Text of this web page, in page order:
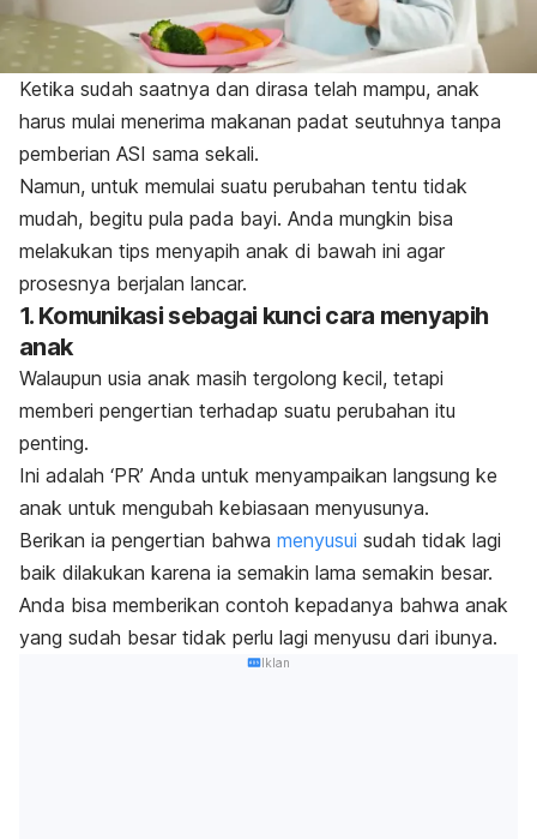
Ketika sudah saatnya dan dirasa telah mampu, anak
harus mulai menerima makanan padat seutuhnya tanpa
pemberian ASI sama sekali.
Namun, untuk memulai suatu perubahan tentu tidak
mudah, begitu pula pada bayi. Anda mungkin bisa
melakukan tips menyapih anak di bawah ini agar
prosesnya berjalan lancar.
1. Komunikasi sebagai kunci cara menyapih
anak
Walaupun usia anak masih tergolong kecil, tetapi
memberi pengertian terhadap suatu perubahan itu
penting.
Ini adalah ‘PR’ Anda untuk menyampaikan langsung ke
anak untuk mengubah kebiasaan menyusunya.
Berikan ia pengertian bahwa menyusui sudah tidak lagi
baik dilakukan karena ia semakin lama semakin besar.
Anda bisa memberikan contoh kepadanya bahwa anak
yang sudah besar tidak perlu lagi menyusu dari ibunya.
Iklan